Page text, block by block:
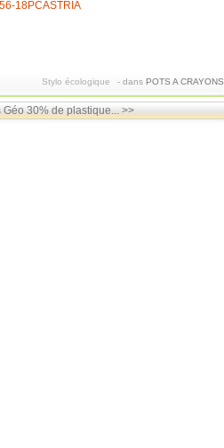
Stylo écologique - dans POTS A CRAYONS
Géo 30% de plastique... >>